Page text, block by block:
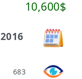
10,600$
2016
683